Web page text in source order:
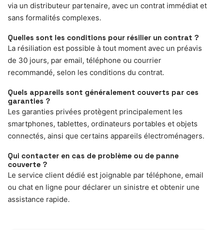
via un distributeur partenaire, avec un contrat immédiat et
sans formalités complexes.
Quelles sont les conditions pour résilier un contrat ?
La résiliation est possible à tout moment avec un préavis
de 30 jours, par email, téléphone ou courrier
recommandé, selon les conditions du contrat.
Quels appareils sont généralement couverts par ces
garanties ?
Les garanties privées protègent principalement les
smartphones, tablettes, ordinateurs portables et objets
connectés, ainsi que certains appareils électroménagers.
Qui contacter en cas de problème ou de panne
couverte ?
Le service client dédié est joignable par téléphone, email
ou chat en ligne pour déclarer un sinistre et obtenir une
assistance rapide.